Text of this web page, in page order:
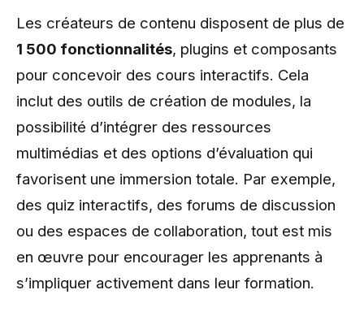
Les créateurs de contenu disposent de plus de
1 500 fonctionnalités, plugins et composants
pour concevoir des cours interactifs. Cela
inclut des outils de création de modules, la
possibilité d’intégrer des ressources
multimédias et des options d’évaluation qui
favorisent une immersion totale. Par exemple,
des quiz interactifs, des forums de discussion
ou des espaces de collaboration, tout est mis
en œuvre pour encourager les apprenants à
s’impliquer activement dans leur formation.